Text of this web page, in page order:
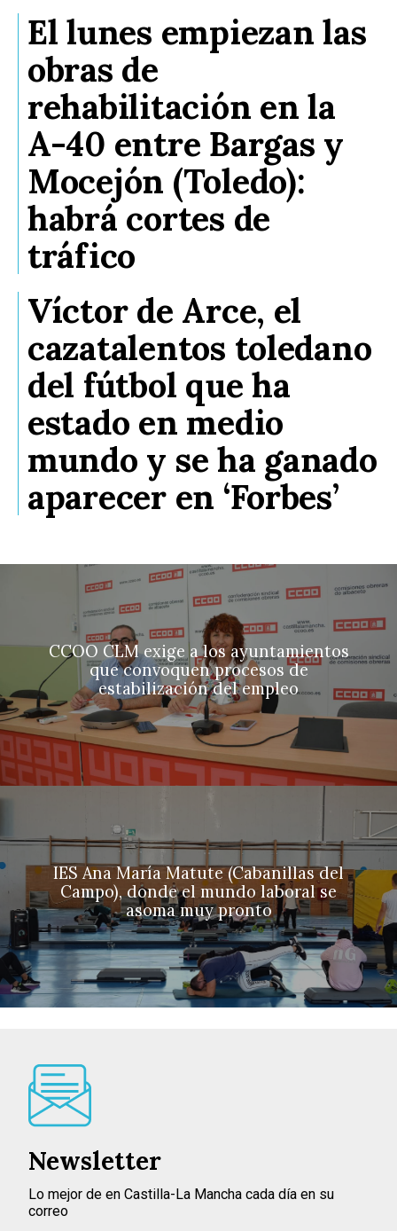
El lunes empiezan las
obras de
rehabilitación en la
A-40 entre Bargas y
Mocejón (Toledo):
habrá cortes de
tráfico
Víctor de Arce, el
cazatalentos toledano
del fútbol que ha
estado en medio
mundo y se ha ganado
aparecer en ‘Forbes’
CCOO CLM exige a los ayuntamientos
que convoquen procesos de
estabilización del empleo
IES Ana María Matute (Cabanillas del
Campo), donde el mundo laboral se
asoma muy pronto
Newsletter
Lo mejor de en Castilla-La Mancha cada día en su
correo